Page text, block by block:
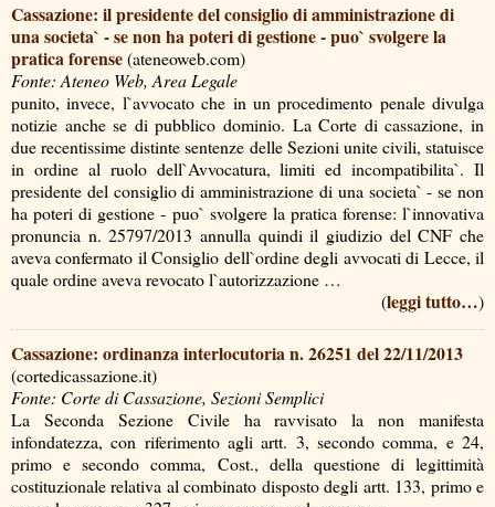
Cassazione: il presidente del consiglio di amministrazione di
una societa` - se non ha poteri di gestione - puo` svolgere la
pratica forense(ateneoweb.com)
Fonte: Ateneo Web, Area Legale
punito, invece, l`avvocato che in un procedimento penale divulga
notizie anche se di pubblico dominio. La Corte di cassazione, in
due recentissime distinte sentenze delle Sezioni unite civili, statuisce
in ordine al ruolo dell`Avvocatura, limiti ed incompatibilita`. Il
presidente del consiglio di amministrazione di una societa` - se non
ha poteri di gestione - puo` svolgere la pratica forense: l`innovativa
pronuncia n. 25797/2013 annulla quindi il giudizio del CNF che
aveva confermato il Consiglio dell`ordine degli avvocati di Lecce, il
quale ordine aveva revocato l`autorizzazione …
(leggi tutto…)
Cassazione: ordinanza interlocutoria n. 26251 del 22/11/2013
(cortedicassazione.it)
Fonte: Corte di Cassazione, Sezioni Semplici
La Seconda Sezione Civile ha ravvisato la non manifesta
infondatezza, con riferimento agli artt. 3, secondo comma, e 24,
primo e secondo comma, Cost., della questione di legittimità
costituzionale relativa al combinato disposto degli artt. 133, primo e